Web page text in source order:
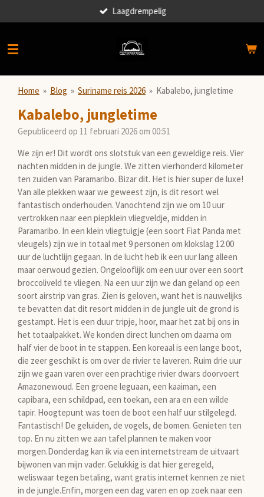
direct
de
Laagdrempelig
Home » Blog » Suriname reis 2026 » Kabalebo, jungletime
Kabalebo, jungletime
Gepubliceerd op 11 februari 2026 om 00:51
We zijn er! Dit wordt ons slotstuk van een geweldige reis. Vier
nachten midden in de jungle. We zitten vierhonderd kilometer
ten zuiden van Paramaribo. Bizar dit. Het is hier super de luxe!
Van alle plekken waar we geweest zijn, is dit resort wel
fantastisch onderhouden. Vanochtend zijn we om 10 uur
vertrokken naar een piepklein vliegveldje, midden in
Paramaribo. In een klein vliegtuigje (een soort Fiat Panda met
vleugels) zijn we in totaal met 9 personen om klokslag 12.00
uur de luchtlijn gegaan. In de lucht heb ik een uur lang alleen
maar oerwoud gezien. Ongelooflijk om een uur over een soort
broccoliveld te vliegen. Na een uur zijn we dan geland op een
soort airstrip van gras. Zien is geloven, want het is nauwelijks
te bevatten dat dit resort midden in de jungle uit de grond is
gestampt. Het is een duur tripje, hoor, maar het zat bij ons in
het totaalpakket. We konden direct lunchen om daarna om
half vier de boot in te stappen. Een koreaal is een lange boot,
die zeer geschikt is om over de rivier te laveren. Ruim drie uur
zijn we gaan varen over een prachtige rivier dwars doorvoert
Amazonewoud. Een groene leguaan, een kaaiman, een
capibara, een schildpad, een toekan, een ara en een wilde
tapir. Hoogtepunt was toen de boot een half uur stilgelegd.
Fantastisch! De geluiden, de vogels, de bomen. Genieten ten
top. En nu zitten we aan tafel plannen te maken voor
morgen.Donderdag kan ik via een internetstream de uitvaart
bijwonen van mijn vader. Gelukkig is dat hier geregeld,
weliswaar tegen betaling, want gratis internet kennen ze niet
in de jungle.Enfin, morgen een dag varen en op zoek naar een